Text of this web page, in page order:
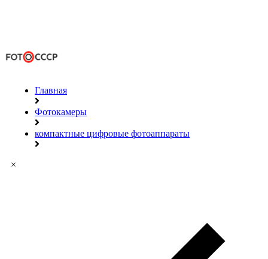
Главная
Фотокамеры
компактные цифровые фотоаппараты
×